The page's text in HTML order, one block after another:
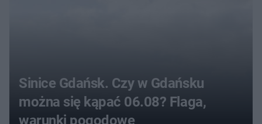
Sinice Gdańsk. Czy w Gdańsku
można się kąpać 06.08? Flaga,
warunki pogodowe